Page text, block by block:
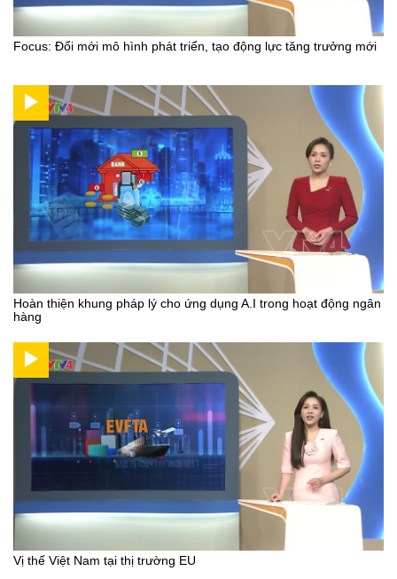
Focus: Đổi mới mô hình phát triển, tạo động lực tăng trưởng mới
Hoàn thiện khung pháp lý cho ứng dụng A.I trong hoạt động ngân
hàng
Vị thế Việt Nam tại thị trường EU